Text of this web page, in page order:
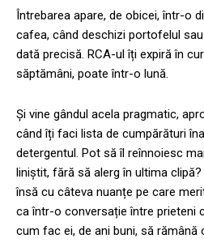
Întrebarea apare, de obicei, într-o
cafea, când deschizi portofelul
dată precisă. RCA-ul îți expiră în
săptămâni, poate într-o lună.
Și vine gândul acela pragmatic,
când îți faci lista de cumpărături
detergentul. Pot să îl reînnoiesc
liniștit, fără să alerg în ultima
însă cu câteva nuanțe pe care
ca într-o conversație între prieteni
cum fac ei, de ani buni, să rămână